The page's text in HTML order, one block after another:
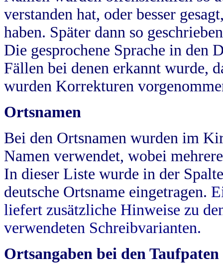
verstanden hat, oder besser
haben. Später dann so
Die gesprochene Sprache in
Fällen bei denen erkannt wurde,
wurden Korrekturen
Ortsnamen
Bei den Ortsnamen wurden im
Namen verwendet, wobei
In dieser Liste wurde in der
deutsche Ortsname eingetragen.
liefert zusätzliche Hinweise zu
verwendeten Schreibvarianten.
Ortsangaben bei den Taufpaten